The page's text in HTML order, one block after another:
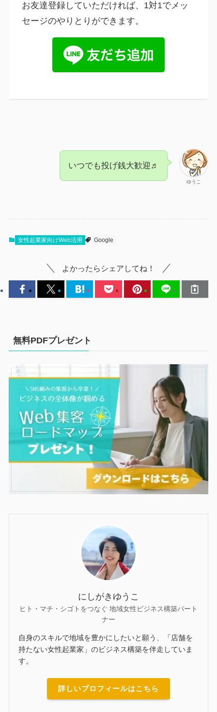
お友達登録していただければ、1対1でメッ
セージのやりとりができます。
ゆうこ
いつでも投げ銭大歓迎♬
女性起業家向けWeb活用 Google
よかったらシェアしてね！
無料PDFプレゼント
にしがきゆうこ
ヒト・マチ・シゴトをつなぐ 地域女性ビジネス構築パート
ナー
自身のスキルで地域を豊かにしたいと願う、「店舗を
持たない女性起業家」のビジネス構築を伴走していま
す。
詳しいプロフィールはこちら